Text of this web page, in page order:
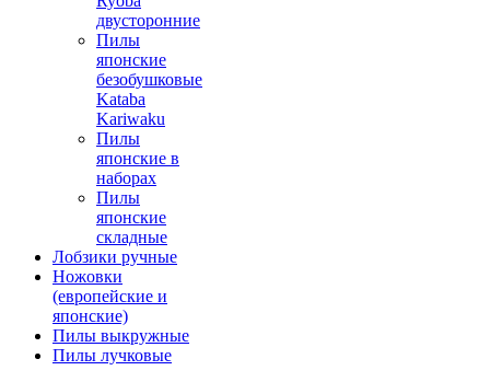
двусторонние
Пилы
японские
безобушковые
Kataba
Kariwaku
Пилы
японские в
наборах
Пилы
японские
складные
Лобзики ручные
Ножовки
(европейские и
японские)
Пилы выкружные
Пилы лучковые